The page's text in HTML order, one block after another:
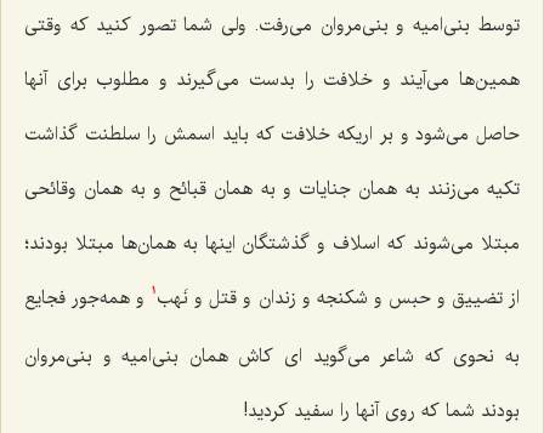
توسط بنی‌امیه و بنی‌مروان می‌رفت. ولی شما تصور كنید كه وقتی
همین‌ها می‌آیند و خلافت را بدست می‌گیرند و مطلوب برای آنها
حاصل می‌شود و بر اریكه خلافت كه باید اسمش را سلطنت گذاشت
تكیه می‌زنند به همان جنایات و به همان قبائح و به همان وقائحی
مبتلا می‌شوند كه اسلاف و گذشتگان اینها به همان‌ها مبتلا بودند؛
از تضییق و حبس و شكنجه و زندان و قتل و نَهب‌ 1
و همه‌جور فجایع
به نحوی كه شاعر می‌گوید ای كاش همان بنی‌امیه و بنی‌مروان
بودند شما كه روی آنها را سفید كردید!